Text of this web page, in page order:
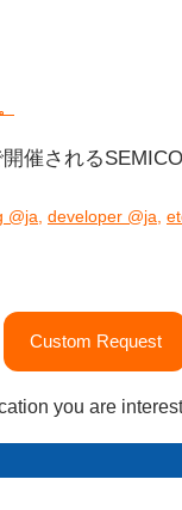
開催される
@ja, developer @ja,
Custom Request
you are